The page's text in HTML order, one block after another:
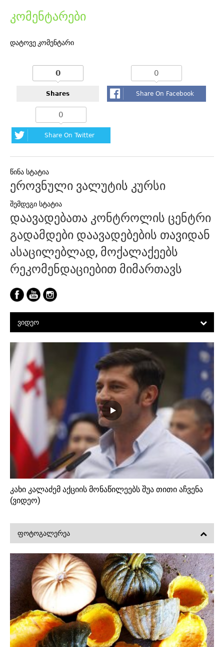
კომენტარები
დატოვე კომენტარი
0
Shares
0
Share On Facebook
0
Share On Twitter
პოსტის
ნავიგაცია
ეროვნული ვალუტის კურსი
დაავადებათა კონტროლის ცენტრი
გადამდები დაავადებების თავიდან
ასაცილებლად, მოქალაქეებს
რეკომენდაციებით მიმართავს
ᲕᲘᲓᲔᲝ
კახი კალაძემ აქციის მონაწილეებს შუა თითი აჩვენა
(ვიდეო)
ᲤᲝᲢᲝᲒᲐᲚᲔᲠᲔᲐ